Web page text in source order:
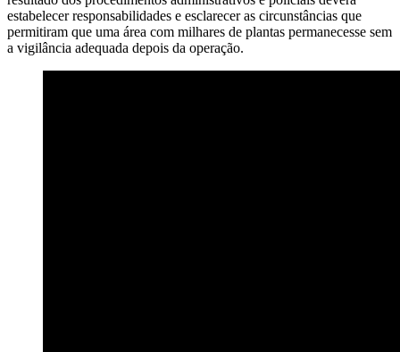
estabelecer responsabilidades e esclarecer as circunstâncias que
permitiram que uma área com milhares de plantas permanecesse sem
a vigilância adequada depois da operação.